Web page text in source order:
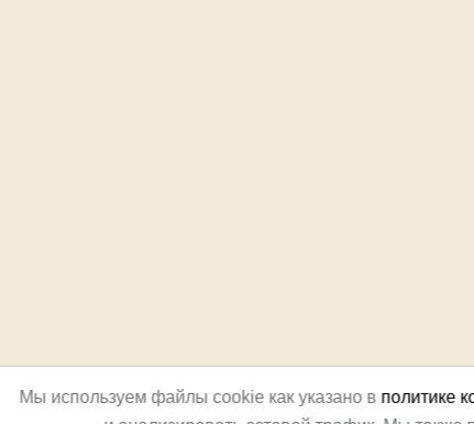
Мы используем файлы cookie как указано в политике